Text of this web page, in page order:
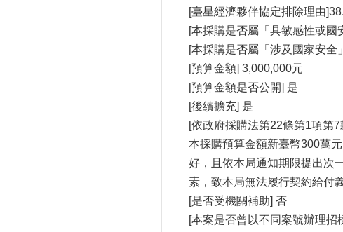
[臺星經濟夥伴協定排除理由
[本採購是否屬「具敏感性或
[本採購是否屬「涉及國家安全
[預算金額] 3,000,000元
[預算金額是否公開] 是
[後續擴充] 是
[依政府採購法第22條第1項第
本採購預算金額新臺幣300萬
好，且依本局通知期限提出次
素，致本局無法履行契約給付
[是否受機關補助] 否
[本案是否曾以不同案號辦理招